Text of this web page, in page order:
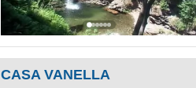
CASA VANELLA